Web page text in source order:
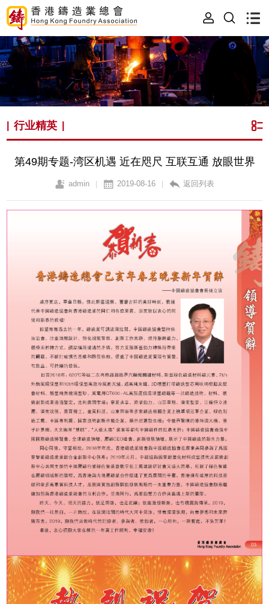
|行业精英
第49期专题-湾区机遇 近在咫尺 互联互通 放眼世界
admin | 2019-08-16 | 返回列表